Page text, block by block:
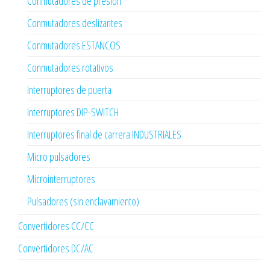
Conmutadores deslizantes
Conmutadores ESTANCOS
Conmutadores rotativos
Interruptores de puerta
Interruptores DIP-SWITCH
Interruptores final de carrera INDUSTRIALES
Micro pulsadores
Microinterruptores
Pulsadores (sin enclavamiento)
Convertidores CC/CC
Convertidores DC/AC